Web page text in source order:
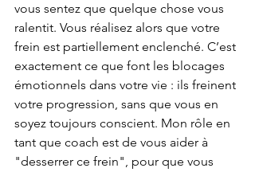
vous sentez que quelque chose vous
ralentit. Vous réalisez alors que votre
frein est partiellement enclenché. C’est
exactement ce que font les blocages
émotionnels dans votre vie : ils freinent
votre progression, sans que vous en
soyez toujours conscient. Mon rôle en
tant que coach est de vous aider à
"desserrer ce frein", pour que vous